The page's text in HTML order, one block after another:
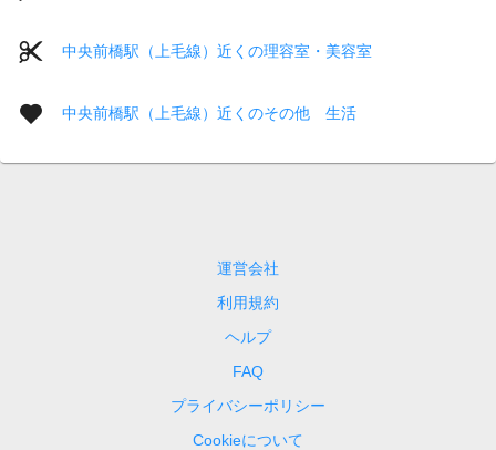
中央前橋駅（上毛線）近くの理容室・美容室
中央前橋駅（上毛線）近くのその他 生活
運営会社
利用規約
ヘルプ
FAQ
プライバシーポリシー
Cookieについて